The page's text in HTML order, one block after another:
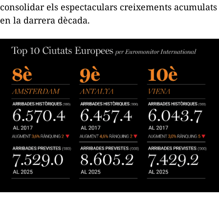
consolidar els espectaculars creixements acumulats
en la darrera dècada.